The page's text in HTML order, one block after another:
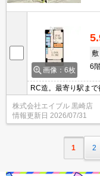
画像：6枚
敷
6
RC造。最寄り駅ま
し。エアコン1基付
的です。仲介手数料
株式会社エイブル 黒崎店
情報更新日 2026/07/31
1 2